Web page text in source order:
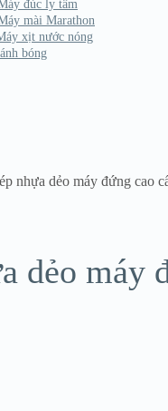
đúc ly tâm
mài Marathon
xịt nước nóng
bóng
nhựa dẻo máy đứng cao
dẻo máy